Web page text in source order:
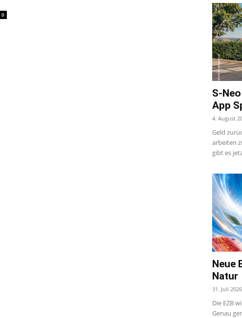
0
S-
App
4. August
Geld
arbeiten
gibt es
Neue
Natur
31. Juli 2026
Die EZB
Genau